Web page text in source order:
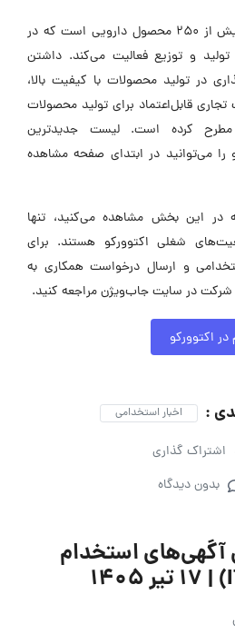
اکتوور، شرکتی یکپارچه با بیش از ۲۵۰ محصول دارویی است که در
تولید و توزیع فعالیت می‌کند. داشتن
در تولید محصولات با کیفیت بالا،
قابل‌اعتماد برای تولید محصولات
کرده است. لیست جدیدترین
می‌توانید در ابتدای صفحه مشاهده
این بخش مشاهده می‌کنید، تنها
شغلی اکتوورکو هستند. برای
و ارسال درخواست همکاری به
شرکت در سایت جاب‌ویژن مراجعه کنید.
اکتوورکو
: اخبار استخدامی
اشتراک گذاری
بدون دیدگاه
استخدام